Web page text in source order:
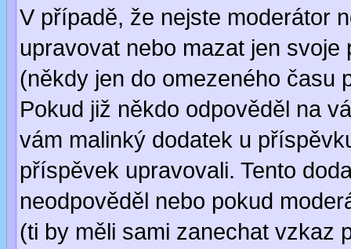
V případě, že nejste moderátor
upravovat nebo mazat jen
(někdy jen do omezeného
Pokud již někdo odpověděl na
vám malinký dodatek u
příspěvek upravovali. Tento
neodpověděl nebo pokud
(ti by měli sami zanechat vzkaz